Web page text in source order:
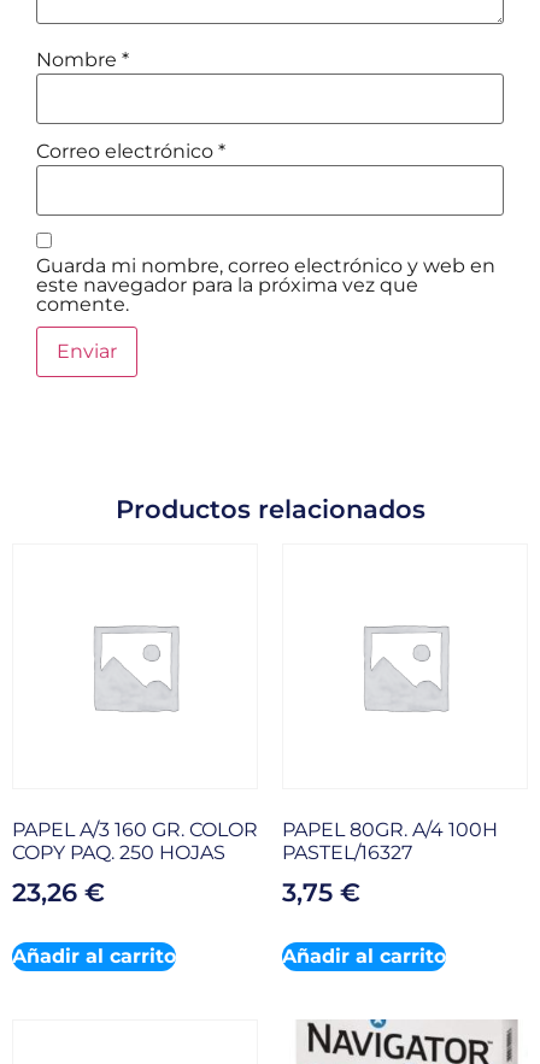
Nombre *
Correo electrónico *
Guarda mi nombre, correo electrónico y web en
este navegador para la próxima vez que
comente.
Productos relacionados
PAPEL A/3 160 GR. COLOR
COPY PAQ. 250 HOJAS
23,26 €
Añadir al carrito
PAPEL 80GR. A/4 100H
PASTEL/16327
3,75 €
Añadir al carrito